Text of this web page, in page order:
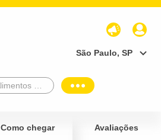
São Paulo, SP
Como chegar Avaliações